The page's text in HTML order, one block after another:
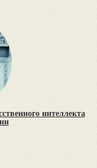
интеллекта